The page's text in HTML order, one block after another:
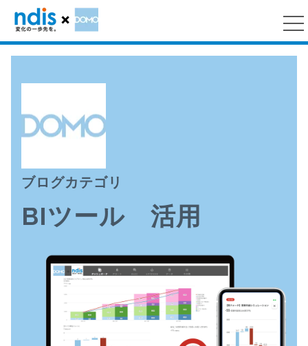
ブログカテゴリ
BIツール 活用